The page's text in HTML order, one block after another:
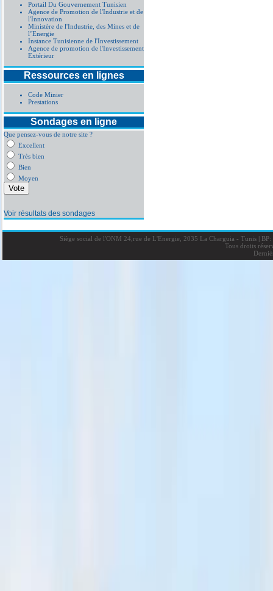
Portail Du Gouvernement Tunisien
Agence de Promotion de l'Industrie et de
l'Innovation
Ministère de l'Industrie, des Mines et de
l’Energie
Instance Tunisienne de l'Investissement
Agence de promotion de l'Investissement
Extérieur
Ressources en lignes
Code Minier
Prestations
Sondages en ligne
Que pensez-vous de notre site ?
Excellent
Très bien
Bien
Moyen
Voir résultats des sondages
Siège social de l'ONM 24,rue de L'Energie, 2035 La Charguia - Tunis |BP:
Tous droits